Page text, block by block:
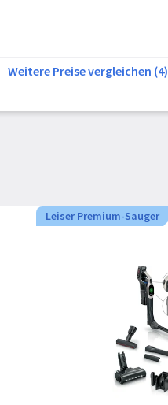
Weitere Preise vergleichen (4)
Leiser Premium-Sauger